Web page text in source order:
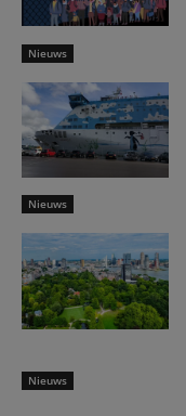
Nieuws
Nieuws
Nieuws